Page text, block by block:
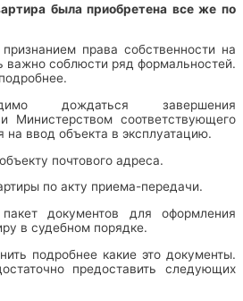
была приобретена все же по
права собственности на
важно соблюсти ряд формальностей.
дождаться завершения
Министерством соответствующего
ввод объекта в эксплуатацию.
почтового адреса.
по акту приема-передачи.
документов для оформления
в судебном порядке.
подробнее какие это документы.
предоставить следующих